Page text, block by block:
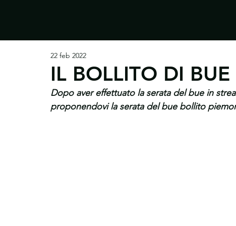
IL BOLLITO DI
22 feb 2022
Dopo aver effettuato la serata del bue in
proponendovi la serata del bue bollito